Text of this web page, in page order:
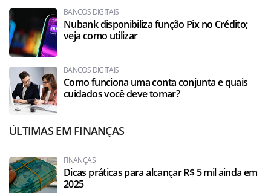
BANCOS DIGITAIS
Nubank disponibiliza função Pix no Crédito;
veja como utilizar
BANCOS DIGITAIS
Como funciona uma conta conjunta e quais
cuidados você deve tomar?
ÚLTIMAS EM FINANÇAS
FINANÇAS
Dicas práticas para alcançar R$ 5 mil ainda em
2025